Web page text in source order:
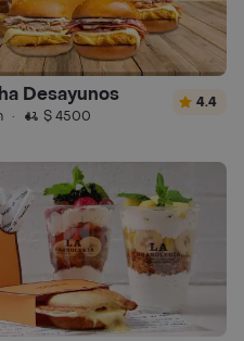
Desayunos
· $ 4500
4.4